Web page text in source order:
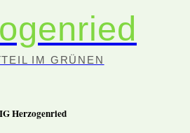
IM GRÜNEN
IG Herzogenried